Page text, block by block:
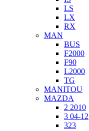
LS
LX
RX
MAN
BUS
F2000
F90
L2000
TG
MANITOU
MAZDA
2 2010
3 04-12
323